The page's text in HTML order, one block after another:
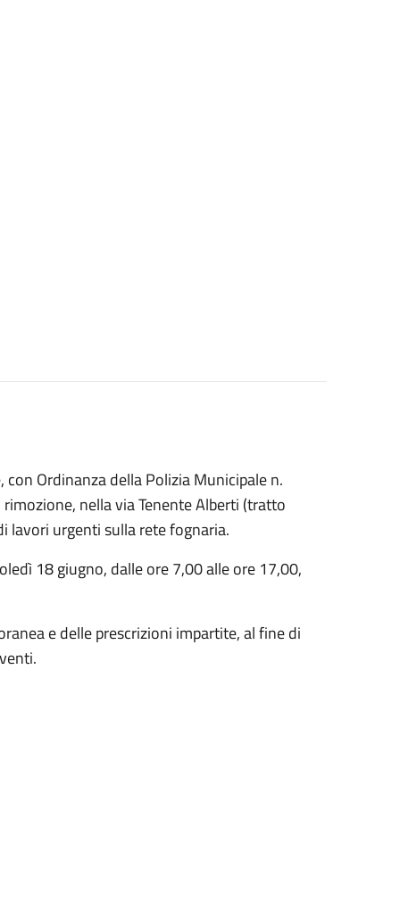
Ordinanza della Polizia Municipale n.
nella via Tenente Alberti (tratto
lavori urgenti sulla rete fognaria.
18 giugno, dalle ore 7,00 alle ore 17,00,
e delle prescrizioni impartite, al fine di